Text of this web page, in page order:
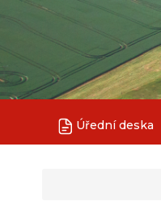
Úřední deska